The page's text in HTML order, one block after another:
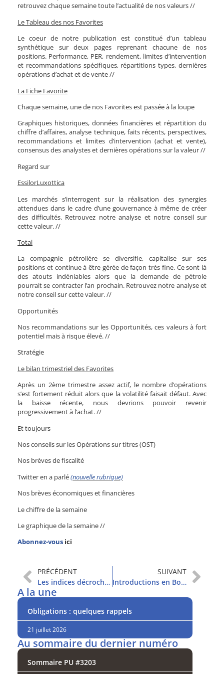
retrouvez chaque semaine toute l’actualité de nos valeurs //
Le Tableau des nos Favorites
Le coeur de notre publication est constitué d’un tableau
synthétique sur deux pages reprenant chacune de nos
positions. Performance, PER, rendement, limites d’intervention
et recommandations spécifiques, répartitions types, dernières
opérations d’achat et de vente //
La Fiche Favorite
Chaque semaine, une de nos Favorites est passée à la loupe
Graphiques historiques, données financières et répartition du
chiffre d’affaires, analyse technique, faits récents, perspectives,
recommandations et limites d’intervention (achat et vente),
consensus des analystes et dernières opérations sur la valeur //
Regard sur
EssilorLuxottica
Les marchés s’interrogent sur la réalisation des synergies
attendues dans le cadre d’une gouvernance à même de créer
des difficultés. Retrouvez notre analyse et notre conseil sur
cette valeur. //
Total
La compagnie pétrolière se diversifie, capitalise sur ses
positions et continue à être gérée de façon très fine. Ce sont là
des atouts indéniables alors que la demande de pétrole
pourrait se contracter l’an prochain. Retrouvez notre analyse et
notre conseil sur cette valeur. //
Opportunités
Nos recommandations sur les Opportunités, ces valeurs à fort
potentiel mais à risque élevé. //
Stratégie
Le bilan trimestriel des Favorites
Après un 2ème trimestre assez actif, le nombre d’opérations
s’est fortement réduit alors que la volatilité faisait défaut. Avec
la baisse récente, nous devrions pouvoir revenir
progressivement à l’achat. //
Et toujours
Nos conseils sur les Opérations sur titres (OST)
Nos brèves de fiscalité
Twitter en a parlé(nouvelle rubrique)
Nos brèves économiques et financières
Le chiffre de la semaine
Le graphique de la semaine //
Abonnez-vous ici
PRÉCÉDENT
Les indices décrochent
SUIVANT
Introductions en Bourse : comment éviter les mauvais dossiers ?
A la une
Obligations : quelques rappels
21 juillet 2026
Au sommaire du dernier numéro
Sommaire PU #3203